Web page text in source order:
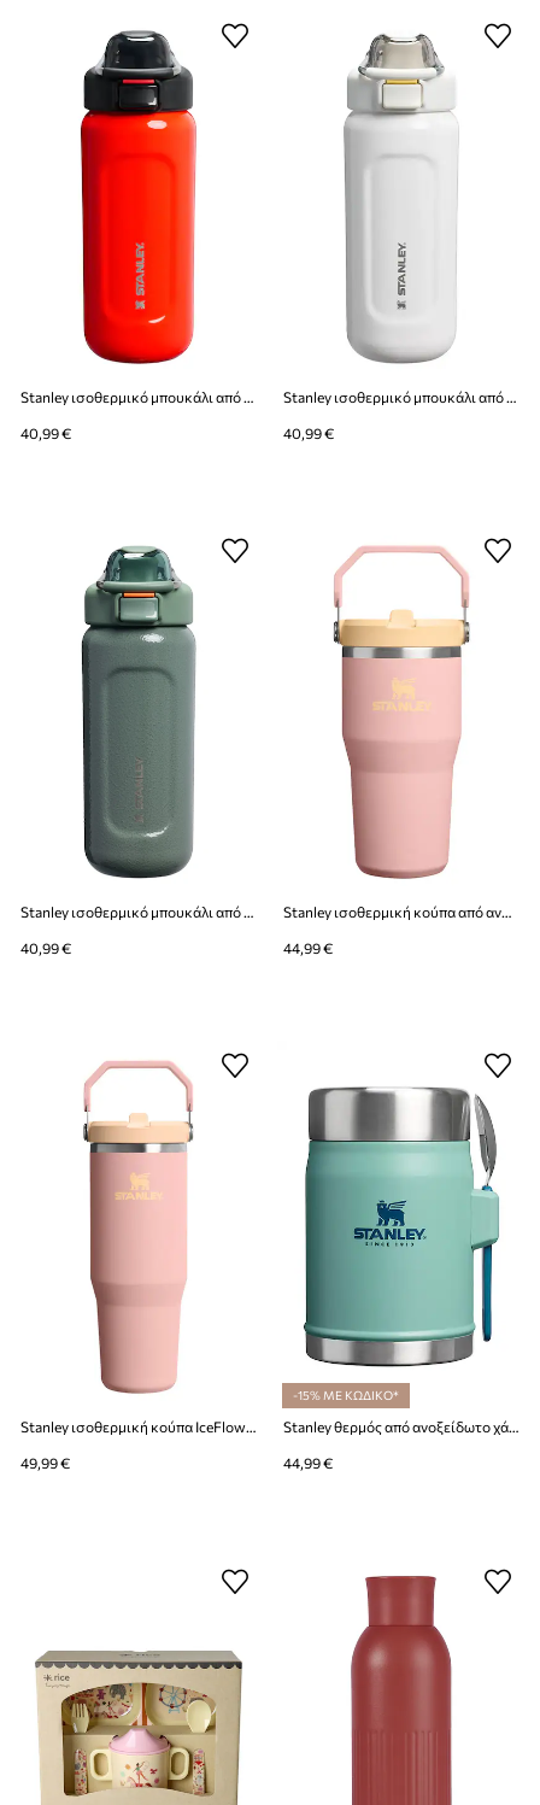
40,99 € 40,99 €
Stanley ισοθερμικό μπουκάλι από ανοξείδωτο χάλυβα Classic Wellspring 0,47l
40,99 €
Stanley ισοθερμική κούπα από ανοξείδωτο χάλυβα IceFlow™ Flip Straw 0,59l
44,99 €
Stanley ισοθερμική κούπα IceFlow Flip Straw 0,89l
49,99 €
-15% ΜΕ ΚΩΔΙΚΟ*
Stanley θερμός από ανοξείδωτο χάλυβα Classic legendary 0,4l
44,99 €